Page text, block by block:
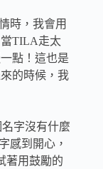
時，我會用
TILA走太
點！這也是
的時候，我
字沒有什麼
感到開心，
著用鼓勵的